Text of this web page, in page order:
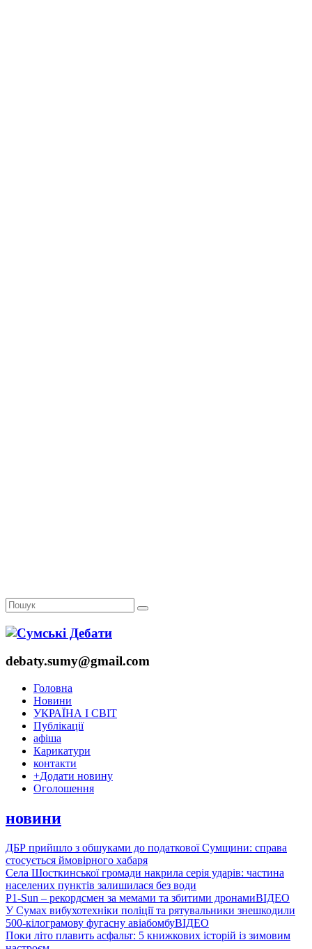
debaty.sumy@gmail.com
Головна
Новини
УКРАЇНА І СВІТ
Публікації
афіша
Карикатури
контакти
+Додати новину
Оголошення
новини
ДБР прийшло з обшуками до податкової Сумщини: справа
стосується ймовірного хабаря
Села Шосткинської громади накрила серія ударів: частина
населених пунктів залишилася без води
P1-Sun – рекордсмен за мемами та збитими дронамиВІДЕО
У Сумах вибухотехніки поліції та рятувальники знешкодили
500-кілограмову фугасну авіабомбуВІДЕО
Поки літо плавить асфальт: 5 книжкових історій із зимовим